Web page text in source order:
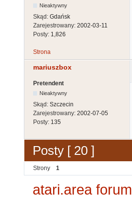
Nieaktywny
Skąd: Gdańsk
Zarejestrowany: 2002-03-11
Posty: 1,826
Strona
mariuszbox
Pretendent
Nieaktywny
Skąd: Szczecin
Zarejestrowany: 2002-07-05
Posty: 135
Posty [ 20 ]
Strony 1
atari.area forum